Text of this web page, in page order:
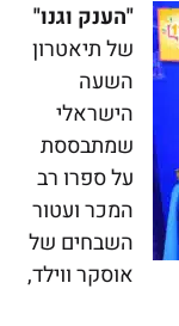
"הענק וגנו"
של תיאטרון
השעה
הישראלי
שמתבססת
על ספרו רב
המכר ועטור
השבחים של
אוסקר ווילד,